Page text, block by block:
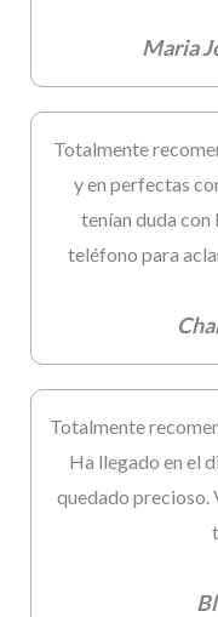
Maria
Totalmente
y en perfectas
tenían duda
teléfono para
Totalmente
Ha llegado en el
quedado precioso.